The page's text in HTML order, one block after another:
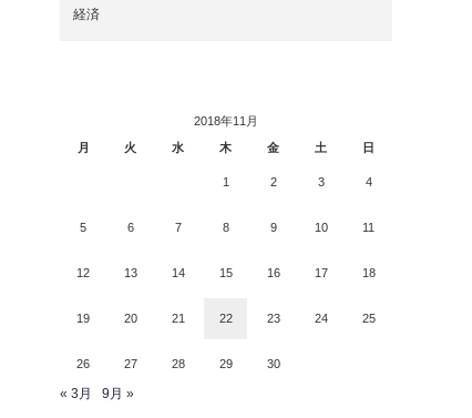
経済
2018年11月
月
火 水 木 金 土 日
1 2 3 4
5 6 7 8 9 10 11
12 13 14 15 16 17 18
19 20 21 22 23 24 25
26 27 28 29 30
« 3月 9月 »